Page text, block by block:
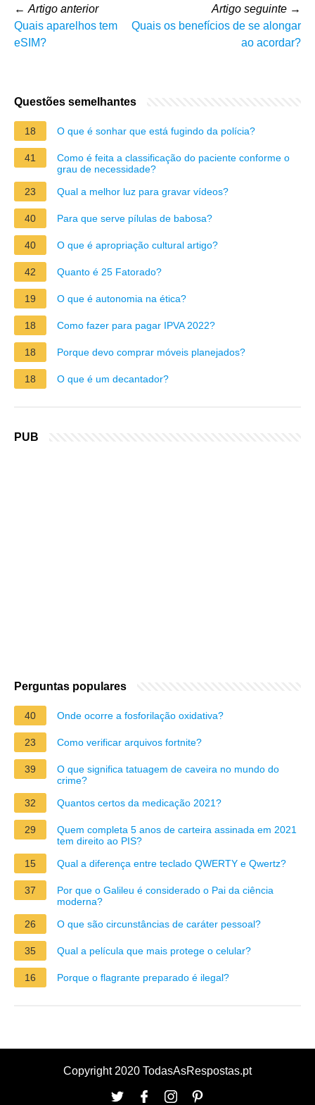
← Artigo anterior
Quais aparelhos tem
eSIM?
Artigo seguinte →
Quais os benefícios de se alongar
ao acordar?
Questões semelhantes
18 O que é sonhar que está fugindo da polícia?
41
Como é feita a classificação do paciente conforme o
grau de necessidade?
23
Qual a melhor luz para gravar vídeos?
40 Para que serve pílulas de babosa?
40 O que é apropriação cultural artigo?
42 Quanto é 25 Fatorado?
19 O que é autonomia na ética?
18 Como fazer para pagar IPVA 2022?
18 Porque devo comprar móveis planejados?
18 O que é um decantador?
PUB
Perguntas populares
40 Onde ocorre a fosforilação oxidativa?
23 Como verificar arquivos fortnite?
39
O que significa tatuagem de caveira no mundo do
crime?
32
Quantos certos da medicação 2021?
29
Quem completa 5 anos de carteira assinada em 2021
tem direito ao PIS?
15
Qual a diferença entre teclado QWERTY e Qwertz?
37
Por que o Galileu é considerado o Pai da ciência
moderna?
26
O que são circunstâncias de caráter pessoal?
35 Qual a película que mais protege o celular?
16 Porque o flagrante preparado é ilegal?
Copyright 2020 TodasAsRespostas.pt